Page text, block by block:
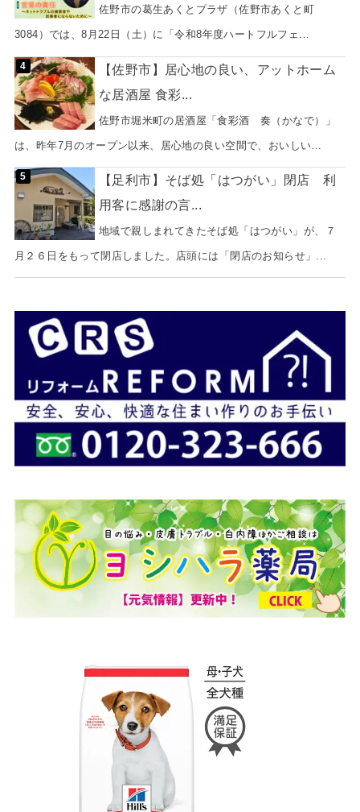
佐野市の葛生あくとプラザ（佐野市あくと町
3084）では、8月22日（土）に「令和8年度ハートフルフェ...
【佐野市】居心地の良い、アットホーム
な居酒屋 食彩...
佐野市堀米町の居酒屋「食彩酒 奏（かなで）」
は、昨年7月のオープン以来、居心地の良い空間で、おいしい...
【足利市】そば処「はつがい」閉店 利
用客に感謝の言...
地域で親しまれてきたそば処「はつがい」が、７
月２６日をもって閉店しました。店頭には「閉店のお知らせ」...